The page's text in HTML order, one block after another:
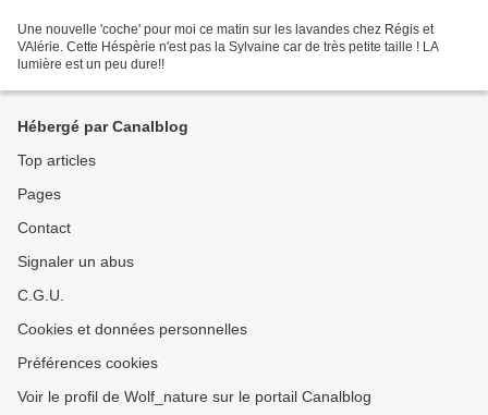
Une nouvelle 'coche' pour moi ce matin sur les lavandes chez Régis et
VAlérie. Cette Héspèrie n'est pas la Sylvaine car de très petite taille ! LA
lumière est un peu dure!!
Hébergé par Canalblog
Top articles
Pages
Contact
Signaler un abus
C.G.U.
Cookies et données personnelles
Préférences cookies
Voir le profil de Wolf_nature sur le portail Canalblog